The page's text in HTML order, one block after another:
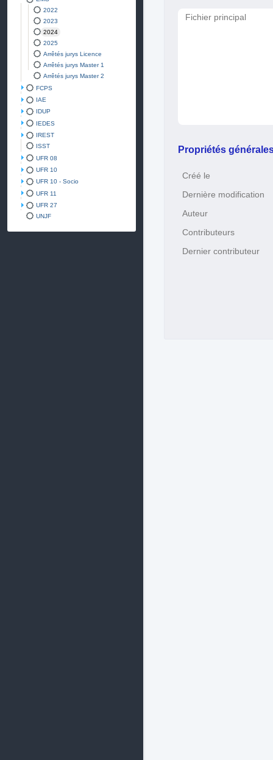
2022
2023
2024
2025
Arrêtés jurys Licence
Arrêtés jurys Master 1
Arrêtés jurys Master 2
FCPS
IAE
IDUP
IEDES
IREST
ISST
UFR 08
UFR 10
UFR 10 - Socio
UFR 11
UFR 27
UNJF
Fichier principal
Propriétés
Créé le
Dernière modification
Auteur
Contributeurs
Dernier contributeur